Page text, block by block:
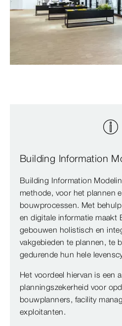
Building Information
Building Information
methode, voor het plannen
bouwprocessen. Met
en digitale informatie maakt
gebouwen holistisch en
vakgebieden te plannen, te
gedurende hun hele
Het voordeel hiervan is een
planningszekerheid voor
bouwplanners, facility
exploitanten.